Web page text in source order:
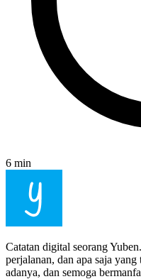
6 min
Catatan digital seorang
perjalanan, dan apa saja
adanya, dan semoga